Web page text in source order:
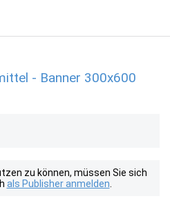
- Banner 300x600
zu können, müssen Sie sich
als Publisher anmelden